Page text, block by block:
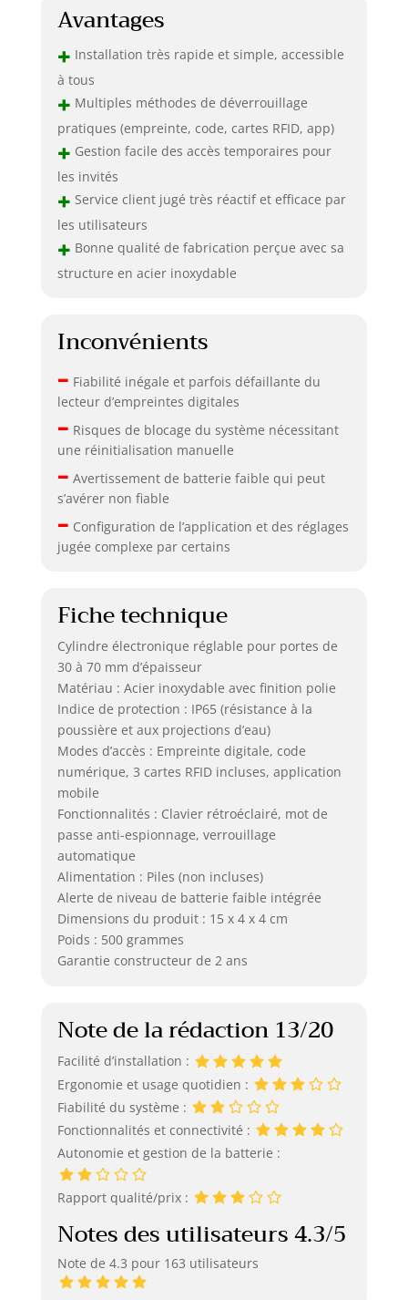
Avantages
+ Installation très rapide et simple, accessible
à tous
+ Multiples méthodes de déverrouillage
pratiques (empreinte, code, cartes RFID, app)
+ Gestion facile des accès temporaires pour
les invités
+ Service client jugé très réactif et efficace par
les utilisateurs
+ Bonne qualité de fabrication perçue avec sa
structure en acier inoxydable
Inconvénients
– Fiabilité inégale et parfois défaillante du
lecteur d’empreintes digitales
– Risques de blocage du système nécessitant
une réinitialisation manuelle
– Avertissement de batterie faible qui peut
s’avérer non fiable
– Configuration de l’application et des réglages
jugée complexe par certains
Fiche technique
Cylindre électronique réglable pour portes de
30 à 70 mm d’épaisseur
Matériau : Acier inoxydable avec finition polie
Indice de protection : IP65 (résistance à la
poussière et aux projections d’eau)
Modes d’accès : Empreinte digitale, code
numérique, 3 cartes RFID incluses, application
mobile
Fonctionnalités : Clavier rétroéclairé, mot de
passe anti-espionnage, verrouillage
automatique
Alimentation : Piles (non incluses)
Alerte de niveau de batterie faible intégrée
Dimensions du produit : 15 x 4 x 4 cm
Poids : 500 grammes
Garantie constructeur de 2 ans
Note de la rédaction 13/20
Facilité d’installation :
Ergonomie et usage quotidien :
Fiabilité du système :
Fonctionnalités et connectivité :
Autonomie et gestion de la batterie :
Rapport qualité/prix :
Notes des utilisateurs 4.3/5
Note de 4.3 pour 163 utilisateurs